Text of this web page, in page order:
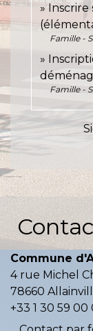
Inscrire
Famille -
Famille -
Commune
4 rue Michel
78660
+33 1 30 59 00